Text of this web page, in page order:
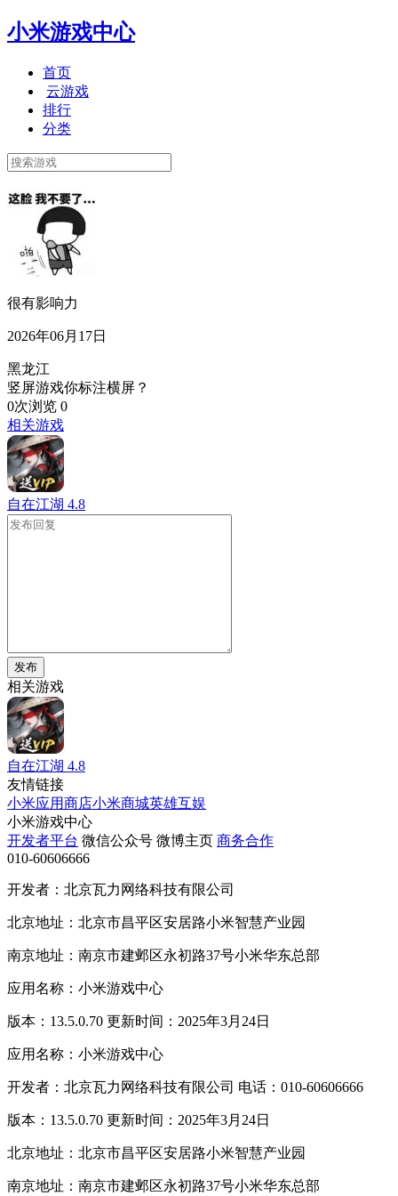
小米游戏中心
首页
云游戏
排行
分类
很有影响力
2026年06月17日
黑龙江
竖屏游戏你标注横屏？
0次浏览 0
相关游戏
自在江湖 4.8
发布
相关游戏
自在江湖 4.8
友情链接
小米应用商店小米商城英雄互娱
小米游戏中心
开发者平台 微信公众号 微博主页 商务合作
010-60606666
开发者：北京瓦力网络科技有限公司
北京地址：北京市昌平区安居路小米智慧产业园
南京地址：南京市建邺区永初路37号小米华东总部
应用名称：小米游戏中心
版本：13.5.0.70 更新时间：2025年3月24日
应用名称：小米游戏中心
开发者：北京瓦力网络科技有限公司 电话：010-60606666
版本：13.5.0.70 更新时间：2025年3月24日
北京地址：北京市昌平区安居路小米智慧产业园
南京地址：南京市建邺区永初路37号小米华东总部